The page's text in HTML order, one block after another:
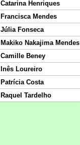
Catarina Henriques
Francisca Mendes
Júlia Fonseca
Makiko Nakajima Mendes
Camille Beney
Inês Loureiro
Patrícia Costa
Raquel Tardelho